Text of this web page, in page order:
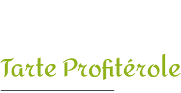
Tarte Profitérole